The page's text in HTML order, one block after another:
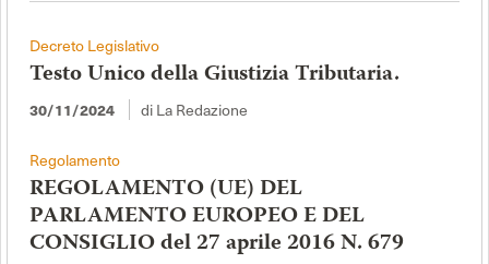
Decreto Legislativo
Testo Unico della Giustizia Tributaria.
30/11/2024 di La Redazione
Regolamento
REGOLAMENTO (UE) DEL
PARLAMENTO EUROPEO E DEL
CONSIGLIO del 27 aprile 2016 N. 679